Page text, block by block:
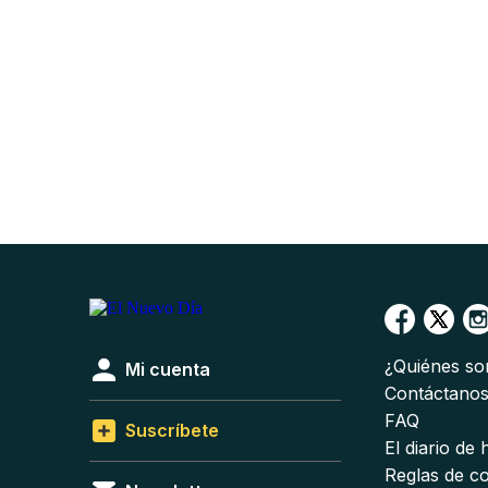
Mi cuenta
Suscríbete
¿Quiénes
FAQ
El diario de
Reglas de